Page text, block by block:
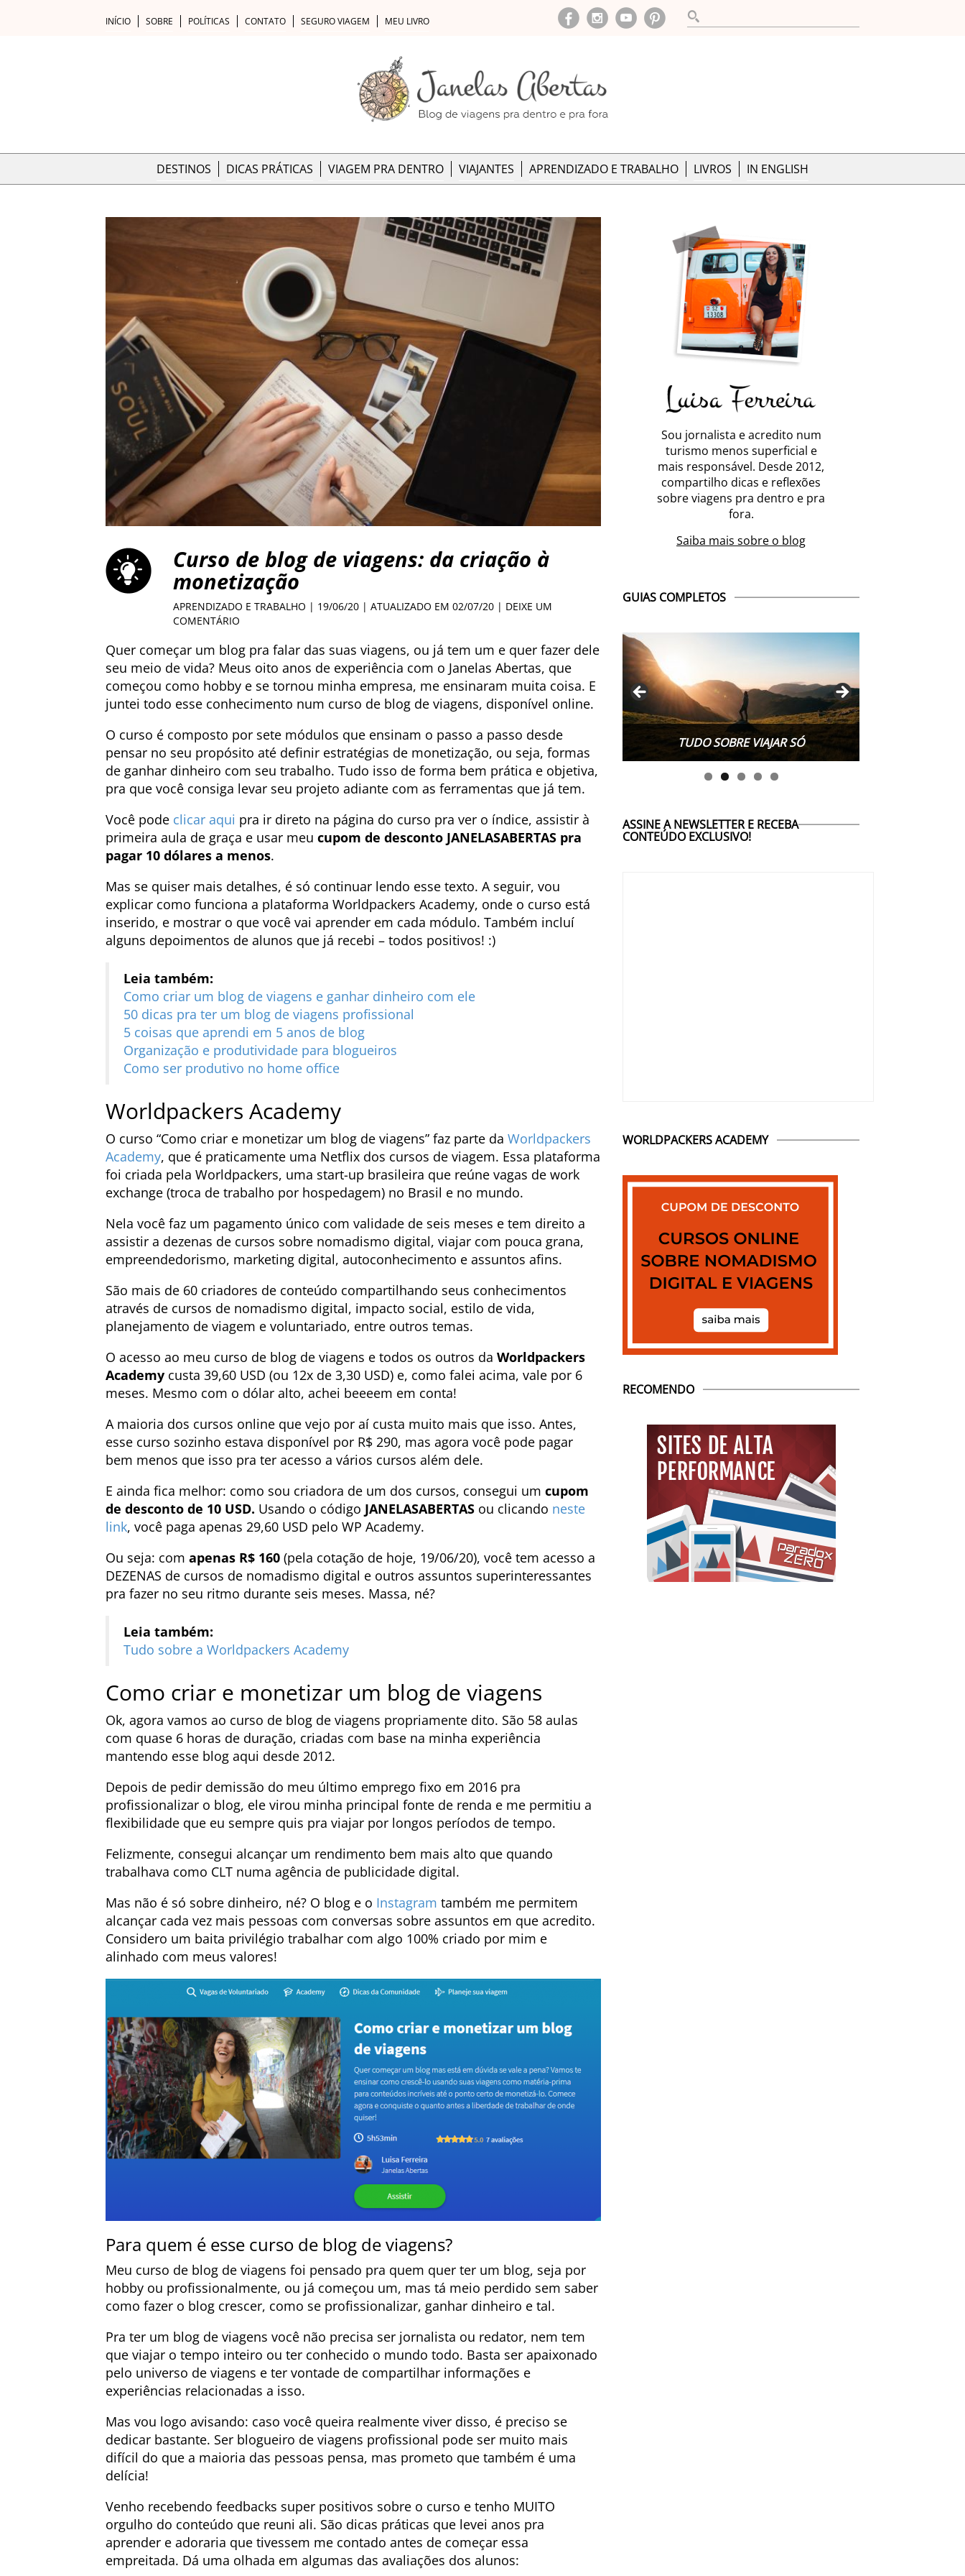
INÍCIO SOBRE POLÍTICAS CONTATO SEGURO VIAGEM MEU LIVRO
DESTINOS DICAS PRÁTICAS VIAGEM PRA DENTRO VIAJANTES APRENDIZADO E TRABALHO LIVROS IN ENGLISH
Curso de blog de viagens: da criação à
monetização
APRENDIZADO E TRABALHO | 19/06/20 | ATUALIZADO EM 02/07/20 | DEIXE UM
COMENTÁRIO
Quer começar um blog pra falar das suas viagens, ou já tem um e quer fazer dele
seu meio de vida? Meus oito anos de experiência com o Janelas Abertas, que
começou como hobby e se tornou minha empresa, me ensinaram muita coisa. E
juntei todo esse conhecimento num curso de blog de viagens, disponível online.
O curso é composto por sete módulos que ensinam o passo a passo desde
pensar no seu propósito até definir estratégias de monetização, ou seja, formas
de ganhar dinheiro com seu trabalho. Tudo isso de forma bem prática e objetiva,
pra que você consiga levar seu projeto adiante com as ferramentas que já tem.
Você pode clicar aqui pra ir direto na página do curso pra ver o índice, assistir à
primeira aula de graça e usar meu cupom de desconto JANELASABERTAS pra
pagar 10 dólares a menos.
Mas se quiser mais detalhes, é só continuar lendo esse texto. A seguir, vou
explicar como funciona a plataforma Worldpackers Academy, onde o curso está
inserido, e mostrar o que você vai aprender em cada módulo. Também incluí
alguns depoimentos de alunos que já recebi – todos positivos! :)
Leia também:
Como criar um blog de viagens e ganhar dinheiro com ele
50 dicas pra ter um blog de viagens profissional
5 coisas que aprendi em 5 anos de blog
Organização e produtividade para blogueiros
Como ser produtivo no home office
Worldpackers Academy
O curso “Como criar e monetizar um blog de viagens” faz parte da Worldpackers
Academy, que é praticamente uma Netflix dos cursos de viagem. Essa plataforma
foi criada pela Worldpackers, uma start-up brasileira que reúne vagas de work
exchange (troca de trabalho por hospedagem) no Brasil e no mundo.
Nela você faz um pagamento único com validade de seis meses e tem direito a
assistir a dezenas de cursos sobre nomadismo digital, viajar com pouca grana,
empreendedorismo, marketing digital, autoconhecimento e assuntos afins.
São mais de 60 criadores de conteúdo compartilhando seus conhecimentos
através de cursos de nomadismo digital, impacto social, estilo de vida,
planejamento de viagem e voluntariado, entre outros temas.
O acesso ao meu curso de blog de viagens e todos os outros da Worldpackers
Academy custa 39,60 USD (ou 12x de 3,30 USD) e, como falei acima, vale por 6
meses. Mesmo com o dólar alto, achei beeeem em conta!
A maioria dos cursos online que vejo por aí custa muito mais que isso. Antes,
esse curso sozinho estava disponível por R$ 290, mas agora você pode pagar
bem menos que isso pra ter acesso a vários cursos além dele.
E ainda fica melhor: como sou criadora de um dos cursos, consegui um cupom
de desconto de 10 USD. Usando o código JANELASABERTAS ou clicando neste
link, você paga apenas 29,60 USD pelo WP Academy.
Ou seja: com apenas R$ 160 (pela cotação de hoje, 19/06/20), você tem acesso a
DEZENAS de cursos de nomadismo digital e outros assuntos superinteressantes
pra fazer no seu ritmo durante seis meses. Massa, né?
Leia também:
Tudo sobre a Worldpackers Academy
Como criar e monetizar um blog de viagens
Ok, agora vamos ao curso de blog de viagens propriamente dito. São 58 aulas
com quase 6 horas de duração, criadas com base na minha experiência
mantendo esse blog aqui desde 2012.
Depois de pedir demissão do meu último emprego fixo em 2016 pra
profissionalizar o blog, ele virou minha principal fonte de renda e me permitiu a
flexibilidade que eu sempre quis pra viajar por longos períodos de tempo.
Felizmente, consegui alcançar um rendimento bem mais alto que quando
trabalhava como CLT numa agência de publicidade digital.
Mas não é só sobre dinheiro, né? O blog e o Instagram também me permitem
alcançar cada vez mais pessoas com conversas sobre assuntos em que acredito.
Considero um baita privilégio trabalhar com algo 100% criado por mim e
alinhado com meus valores!
Para quem é esse curso de blog de viagens?
Meu curso de blog de viagens foi pensado pra quem quer ter um blog, seja por
hobby ou profissionalmente, ou já começou um, mas tá meio perdido sem saber
como fazer o blog crescer, como se profissionalizar, ganhar dinheiro e tal.
Pra ter um blog de viagens você não precisa ser jornalista ou redator, nem tem
que viajar o tempo inteiro ou ter conhecido o mundo todo. Basta ser apaixonado
pelo universo de viagens e ter vontade de compartilhar informações e
experiências relacionadas a isso.
Mas vou logo avisando: caso você queira realmente viver disso, é preciso se
dedicar bastante. Ser blogueiro de viagens profissional pode ser muito mais
difícil do que a maioria das pessoas pensa, mas prometo que também é uma
delícia!
Venho recebendo feedbacks super positivos sobre o curso e tenho MUITO
orgulho do conteúdo que reuni ali. São dicas práticas que levei anos pra
aprender e adoraria que tivessem me contado antes de começar essa
empreitada. Dá uma olhada em algumas das avaliações dos alunos:
Sou jornalista e acredito num
turismo menos superficial e
mais responsável. Desde 2012,
compartilho dicas e reflexões
sobre viagens pra dentro e pra
fora.
Saiba mais sobre o blog
GUIAS COMPLETOS
TUDO SOBRE VIAJAR SÓ
TUDO SOBRE WORK EXCHANGE
ASSINE A NEWSLETTER E RECEBA
CONTEÚDO EXCLUSIVO!
WORLDPACKERS ACADEMY
RECOMENDO